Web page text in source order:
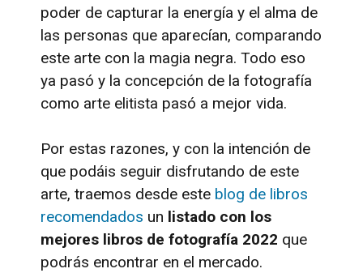
poder de capturar la energía y el alma de
las personas que aparecían, comparando
este arte con la magia negra. Todo eso
ya pasó y la concepción de la fotografía
como arte elitista pasó a mejor vida.
Por estas razones, y con la intención de
que podáis seguir disfrutando de este
arte, traemos desde este blog de libros
recomendados un listado con los
mejores libros de fotografía 2022 que
podrás encontrar en el mercado.